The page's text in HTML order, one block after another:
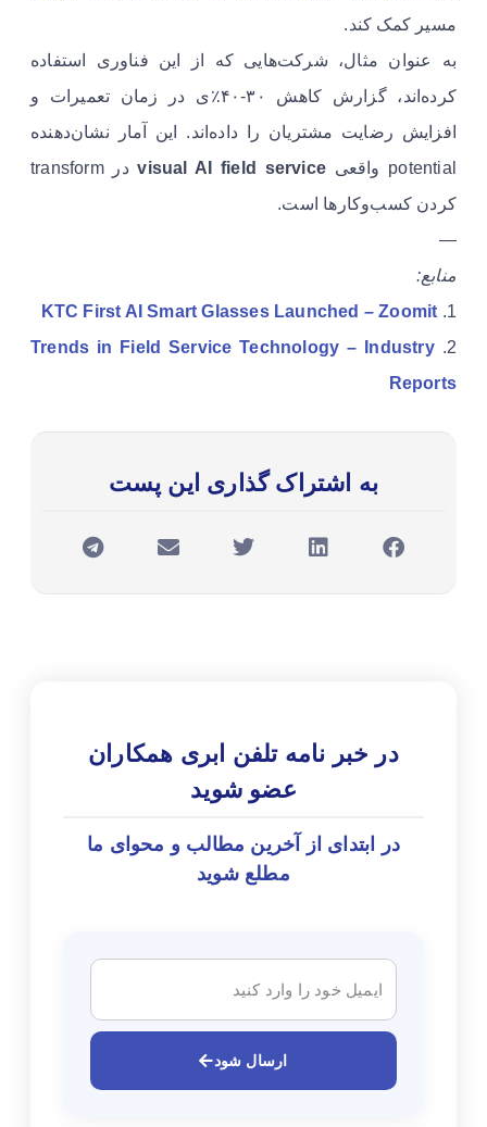
مسیر کمک کند.
به عنوان مثال، شرکت‌هایی که از این فناوری استفاده
کرده‌اند، گزارش کاهش ۳۰-۴۰٪ی در زمان تعمیرات و
افزایش رضایت مشتریان را داده‌اند. این آمار نشان‌دهنده
potential واقعی
visual AI field service
در transform
کردن کسب‌وکارها است.
—
منابع:
1.
KTC First AI Smart Glasses Launched – Zoomit
2.
Trends in Field Service Technology – Industry
Reports
به اشتراک گذاری این پست
در خبر نامه تلفن ابری همکاران
عضو شوید
در ابتدای از آخرین مطالب و محوای ما
مطلع شوید
ارسال شود